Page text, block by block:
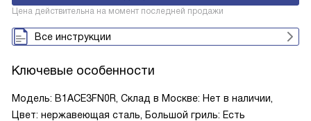
Цена действительна на момент последней продажи
Все инструкции
Ключевые особенности
Модель: B1ACE3FN0R, Склад в Москве: Нет в наличии,
Цвет: нержавеющая сталь, Большой гриль: Есть